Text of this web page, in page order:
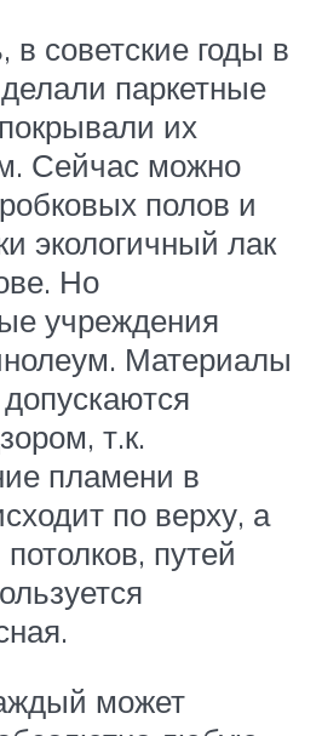
в советские годы в
паркетные
их
Сейчас можно
полов и
экологичный лак
Но
учреждения
Материалы
т.к.
пламени в
по верху, а
путей
может